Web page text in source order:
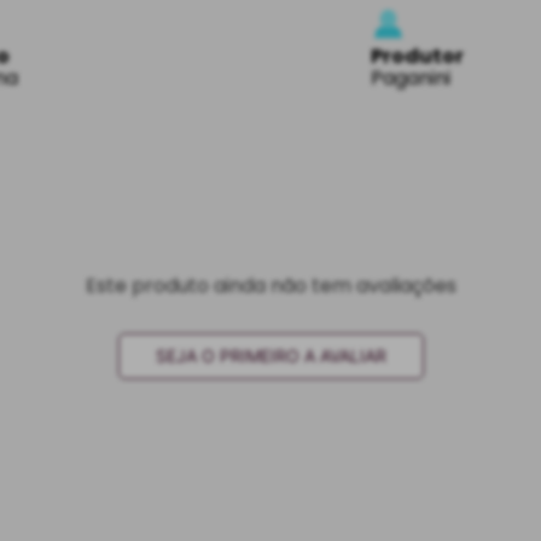
Produtor
Paganini
Este produto ainda não tem avaliações
SEJA O PRIMEIRO A AVALIAR